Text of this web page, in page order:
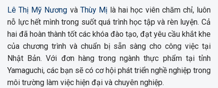
Lê Thị Mỹ Nương và Thùy Mị là hai học viên chăm chỉ, luôn
nỗ lực hết mình trong suốt quá trình học tập và rèn luyện. Cả
hai đã hoàn thành tốt các khóa đào tạo, đạt yêu cầu khắt khe
của chương trình và chuẩn bị sẵn sàng cho công việc tại
Nhật Bản. Với đơn hàng trong ngành thực phẩm tại tỉnh
Yamaguchi, các bạn sẽ có cơ hội phát triển nghề nghiệp trong
môi trường làm việc hiện đại và chuyên nghiệp.